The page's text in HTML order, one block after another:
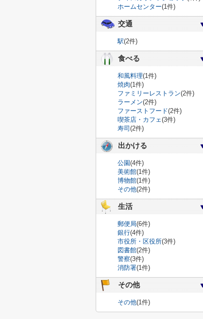
ホームセンター(1件)
交通
駅(2件)
食べる
和風料理(1件)
焼肉(1件)
ファミリーレストラン(2件)
ラーメン(2件)
ファーストフード(2件)
喫茶店・カフェ(3件)
寿司 (2件)
出かける
公園(4件)
美術館(1件)
博物館(1件)
その他(2件)
生活
郵便局(6件)
銀行(4件)
市役所・区役所(3件)
図書館(2件)
警察(3件)
消防署(1件)
その他
その他(1件)